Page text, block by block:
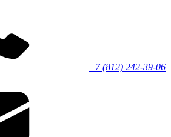
+7 (812) 242-39-06